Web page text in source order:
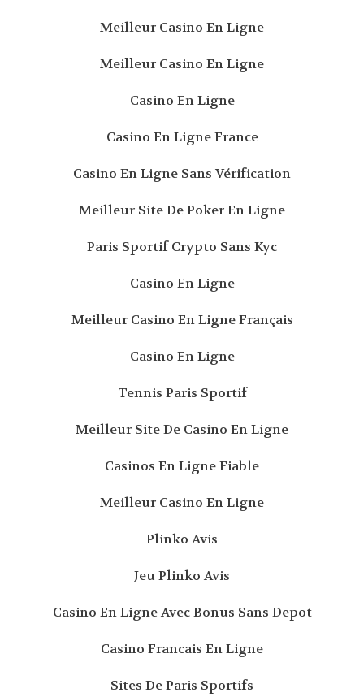
Meilleur Casino En Ligne
Meilleur Casino En Ligne
Casino En Ligne
Casino En Ligne France
Casino En Ligne Sans Vérification
Meilleur Site De Poker En Ligne
Paris Sportif Crypto Sans Kyc
Casino En Ligne
Meilleur Casino En Ligne Français
Casino En Ligne
Tennis Paris Sportif
Meilleur Site De Casino En Ligne
Casinos En Ligne Fiable
Meilleur Casino En Ligne
Plinko Avis
Jeu Plinko Avis
Casino En Ligne Avec Bonus Sans Depot
Casino Francais En Ligne
Sites De Paris Sportifs